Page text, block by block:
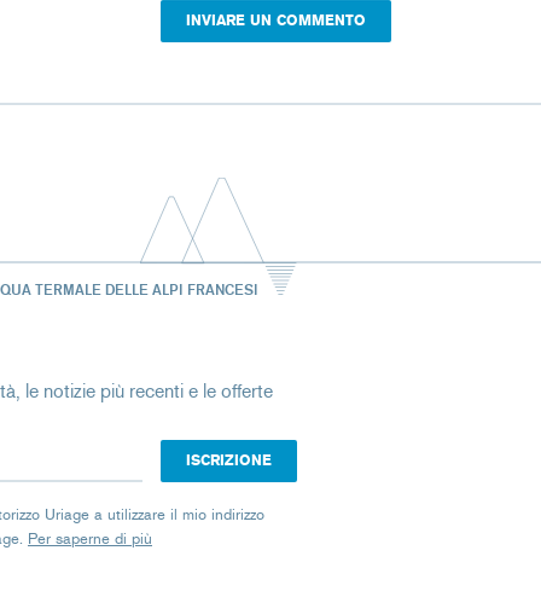
TERMALE DELLE ALPI FRANCESI
le notizie più recenti e le offerte
Uriage a utilizzare il mio indirizzo
Per saperne di più